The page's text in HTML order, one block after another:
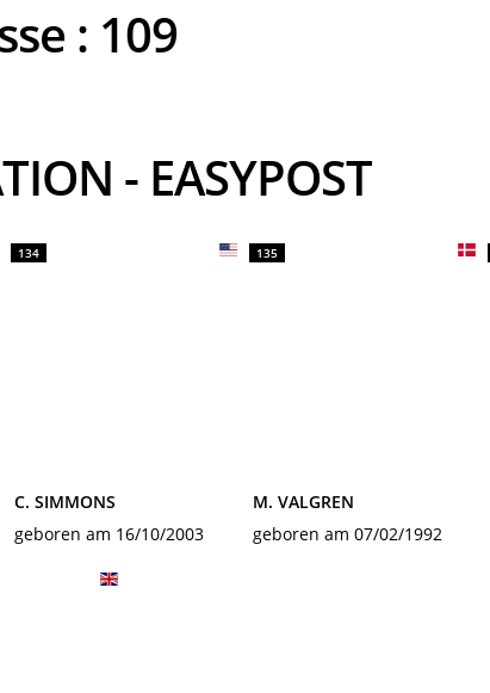
: 109
- EASYPOST
134
C. SIMMONS
geboren am 16/10/2003
135
M. VALGREN
geboren am 07/02/1992